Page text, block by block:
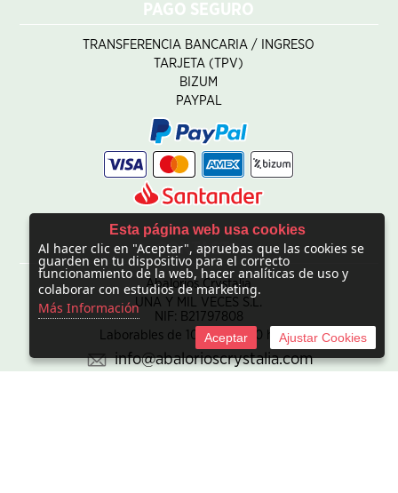
PAGO SEGURO
TRANSFERENCIA BANCARIA / INGRESO
TARJETA (TPV)
BIZUM
PAYPAL
CONTACTO
Abalorios Crystalia
UNA Y MIL VECES S.L.
NIF: B21797808
Laborables de 10:00 - 20:00 horas
info@abalorioscrystalia.com
Esta página web usa cookies
Al hacer clic en "Aceptar", apruebas que las cookies se
guarden en tu dispositivo para el correcto
funcionamiento de la web, hacer analíticas de uso y
colaborar con estudios de marketing.
Más Información
Aceptar Ajustar Cookies